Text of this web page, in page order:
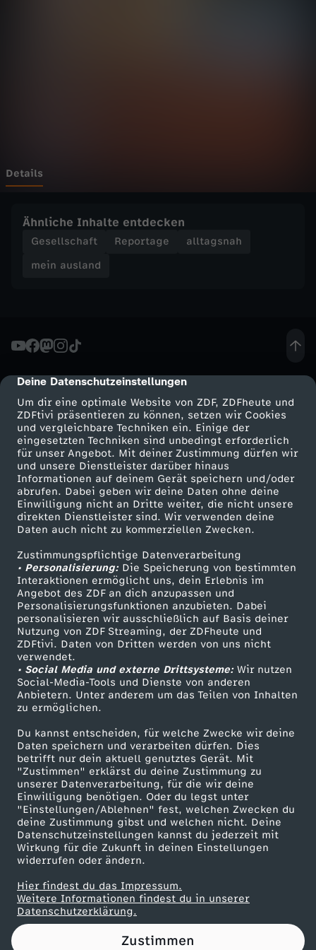
cmp-dialog-description
Deine Datenschutzeinstellungen
Um dir eine optimale Website von ZDF, ZDFheute und
ZDFtivi präsentieren zu können, setzen wir Cookies
und vergleichbare Techniken ein. Einige der
eingesetzten Techniken sind unbedingt erforderlich
für unser Angebot. Mit deiner Zustimmung dürfen wir
und unsere Dienstleister darüber hinaus
Informationen auf deinem Gerät speichern und/oder
abrufen. Dabei geben wir deine Daten ohne deine
Einwilligung nicht an Dritte weiter, die nicht unsere
direkten Dienstleister sind. Wir verwenden deine
Daten auch nicht zu kommerziellen Zwecken.
Zustimmungspflichtige Datenverarbeitung
• Personalisierung:Die Speicherung von bestimmten
Interaktionen ermöglicht uns, dein Erlebnis im
Angebot des ZDF an dich anzupassen und
Personalisierungsfunktionen anzubieten. Dabei
personalisieren wir ausschließlich auf Basis deiner
Nutzung von ZDF Streaming, der ZDFheute und
ZDFtivi. Daten von Dritten werden von uns nicht
verwendet.
• Social Media und externe Drittsysteme:Wir nutzen
Social-Media-Tools und Dienste von anderen
Anbietern. Unter anderem um das Teilen von Inhalten
zu ermöglichen.
Du kannst entscheiden, für welche Zwecke wir deine
Daten speichern und verarbeiten dürfen. Dies
betrifft nur dein aktuell genutztes Gerät. Mit
"Zustimmen" erklärst du deine Zustimmung zu
unserer Datenverarbeitung, für die wir deine
Einwilligung benötigen. Oder du legst unter
"Einstellungen/Ablehnen" fest, welchen Zwecken du
deine Zustimmung gibst und welchen nicht. Deine
Datenschutzeinstellungen kannst du jederzeit mit
Wirkung für die Zukunft in deinen Einstellungen
widerrufen oder ändern.
Hier findest du das Impressum.
Weitere Informationen findest du in unserer
Datenschutzerklärung.
Zustimmen
E
i
e
a
-
Z
w
i
s
c
h
e
n
A
b
s
c
h
o
t
Details
Ähnliche Inhalte entdecken
Gesellschaft Reportage
alltagsnah
mein ausland
Mehr ZDF
ZDF-Apps
Smart TV
ZDFtext
Livestreams
Sendungen A-Z
TV-Programm
Service
ZDFmitreden
Kontakt zum ZDF
Tickets
Zuschauerservice
Hilfe
ZDF Unternehmen
Karriere
ZDF goes Schule
Werbefernsehen
Mainzelmännchen
Partner